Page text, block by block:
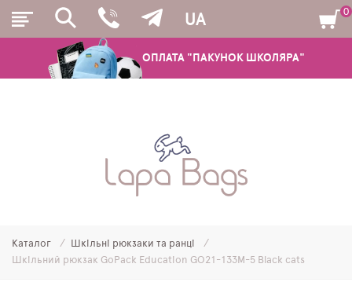
ОПЛАТА "ПАКУНОК ШКОЛЯРА"
UA
ШКІЛЬНІ РЮКЗАКИ ТА РАНЦІ
МОЛОДІЖНІ РЮКЗАКИ
0
Каталог
Шкільні рюкзаки та ранці
Шкільний рюкзак GoPack Education GO21-133M-5 Black cats